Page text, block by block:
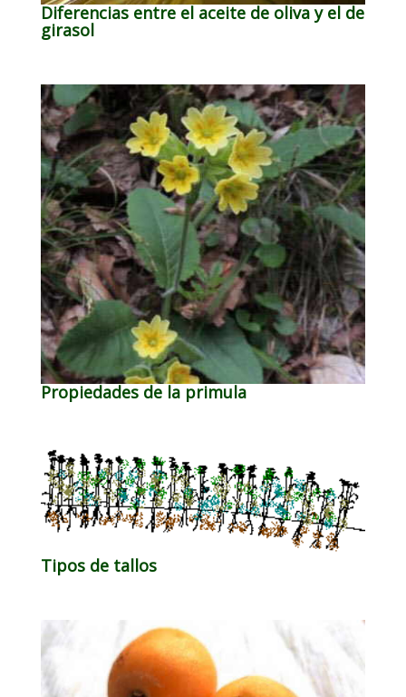
Diferencias entre el aceite de oliva y el de
girasol
Propiedades de la primula
Tipos de tallos